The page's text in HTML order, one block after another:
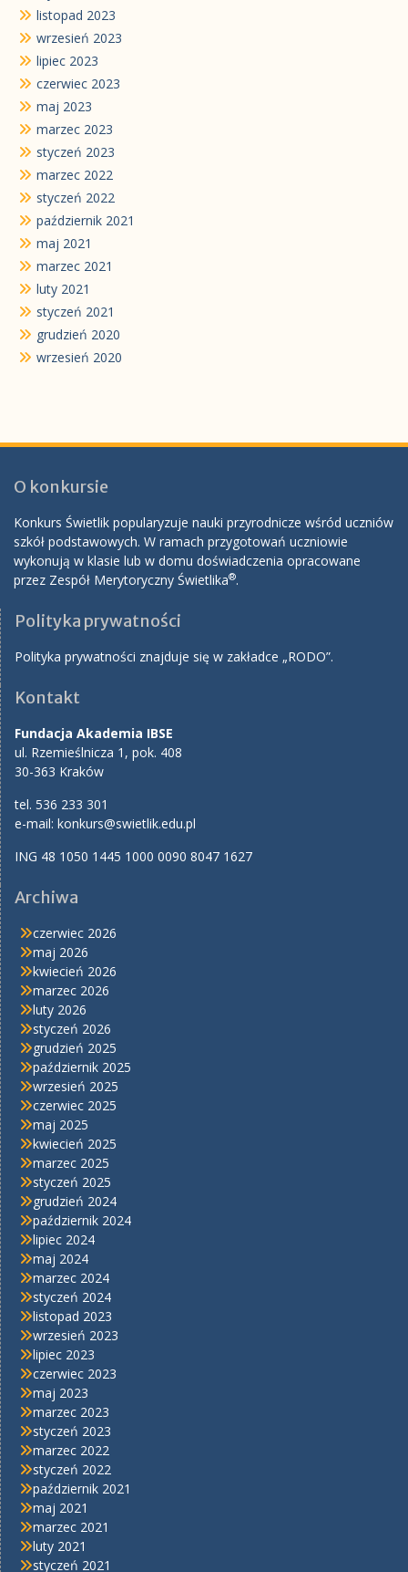
listopad 2023
wrzesień 2023
lipiec 2023
czerwiec 2023
maj 2023
marzec 2023
styczeń 2023
marzec 2022
styczeń 2022
październik 2021
maj 2021
marzec 2021
luty 2021
styczeń 2021
grudzień 2020
wrzesień 2020
O konkursie
Konkurs Świetlik popularyzuje nauki przyrodnicze wśród uczniów
szkół podstawowych. W ramach przygotowań uczniowie
wykonują w klasie lub w domu doświadczenia opracowane
przez Zespół Merytoryczny Świetlika®.
Polityka prywatności
Polityka prywatności znajduje się w zakładce „RODO”.
Kontakt
Fundacja Akademia IBSE
ul. Rzemieślnicza 1, pok. 408
30-363 Kraków
tel. 536 233 301
e-mail: konkurs@swietlik.edu.pl
ING 48 1050 1445 1000 0090 8047 1627
Archiwa
czerwiec 2026
maj 2026
kwiecień 2026
marzec 2026
luty 2026
styczeń 2026
grudzień 2025
październik 2025
wrzesień 2025
czerwiec 2025
maj 2025
kwiecień 2025
marzec 2025
styczeń 2025
grudzień 2024
październik 2024
lipiec 2024
maj 2024
marzec 2024
styczeń 2024
listopad 2023
wrzesień 2023
lipiec 2023
czerwiec 2023
maj 2023
marzec 2023
styczeń 2023
marzec 2022
styczeń 2022
październik 2021
maj 2021
marzec 2021
luty 2021
styczeń 2021